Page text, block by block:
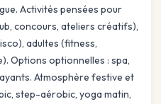
Activités pensées pour
concours, ateliers créatifs),
adultes (fitness,
Options optionnelles : spa,
Atmosphère festive et
step-aérobic, yoga matin,